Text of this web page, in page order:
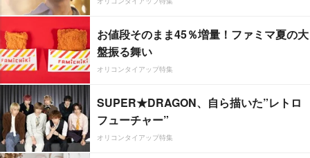
お値段そのまま45％増量！ファミマ夏の大
盤振る舞い
オリコンタイアップ特集
SUPER★DRAGON、自ら描いた”レトロ
フューチャー”
オリコンタイアップ特集